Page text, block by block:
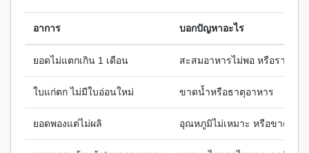
อาการ บอกปัญหาอะไร
ยอดไม่แตกเกิน 1 เดือน สะสมอาหารไม่พอ หรือรากไม่
ใบแก่ตก ไม่มีใบอ่อนใหม่ ขาดน้ำหรือธาตุอาหาร
ยอดพองแต่ไม่ผลิ อุณหภูมิไม่เหมาะ หรือขาดแคล